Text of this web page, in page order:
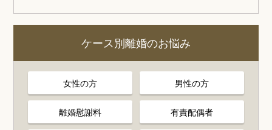
ケース別離婚のお悩み
女性の方 男性の方
離婚慰謝料 有責配偶者